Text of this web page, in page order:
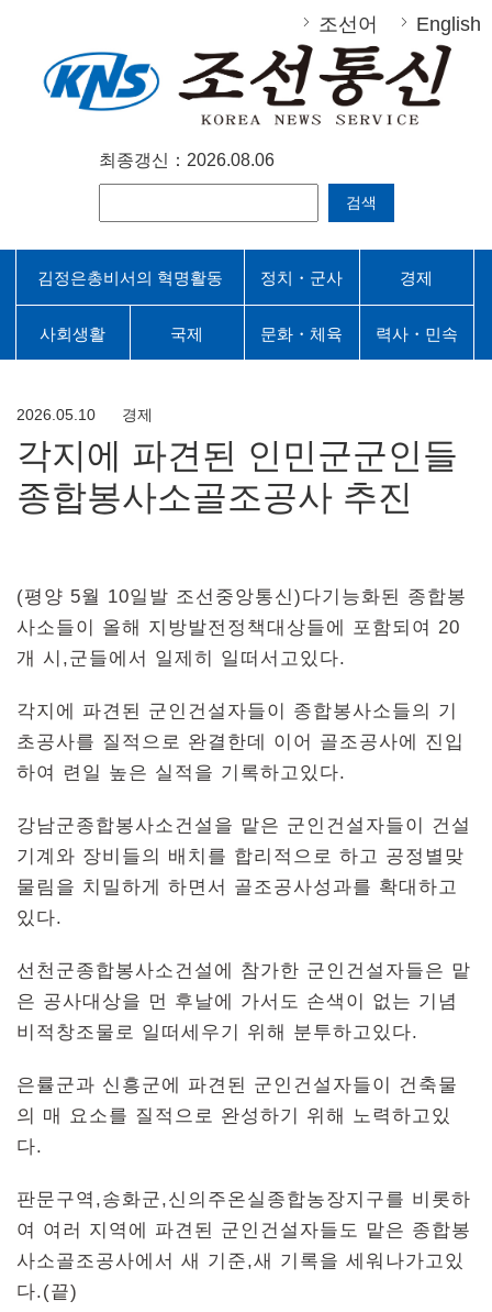
조선어 English
최종갱신：2026.08.06
검색
김정은총비서의 혁명활동 정치・군사 경제
사회생활 국제 문화・체육 력사・민속
2026.05.10 경제
각지에 파견된 인민군군인들
종합봉사소골조공사 추진
(평양 5월 10일발 조선중앙통신)다기능화된 종합봉
사소들이 올해 지방발전정책대상들에 포함되여 20
개 시,군들에서 일제히 일떠서고있다.
각지에 파견된 군인건설자들이 종합봉사소들의 기
초공사를 질적으로 완결한데 이어 골조공사에 진입
하여 련일 높은 실적을 기록하고있다.
강남군종합봉사소건설을 맡은 군인건설자들이 건설
기계와 장비들의 배치를 합리적으로 하고 공정별맞
물림을 치밀하게 하면서 골조공사성과를 확대하고
있다.
선천군종합봉사소건설에 참가한 군인건설자들은 맡
은 공사대상을 먼 후날에 가서도 손색이 없는 기념
비적창조물로 일떠세우기 위해 분투하고있다.
은률군과 신흥군에 파견된 군인건설자들이 건축물
의 매 요소를 질적으로 완성하기 위해 노력하고있
다.
판문구역,송화군,신의주온실종합농장지구를 비롯하
여 여러 지역에 파견된 군인건설자들도 맡은 종합봉
사소골조공사에서 새 기준,새 기록을 세워나가고있
다.(끝)